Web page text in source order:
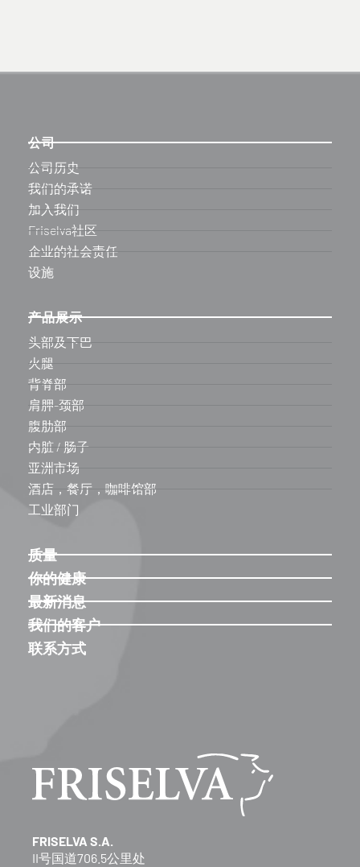
FRISELVA S.A.
II号国道706.5公里处
公司
公司历史
我们的承诺
加入我们
Friselva社区
企业的社会责任
设施
产品展示
头部及下巴
火腿
背脊部
肩胛-颈部
腹肋部
内脏 / 肠子
亚洲市场
酒店，餐厅，咖啡馆部
工业部门
质量
你的健康
最新消息
我们的客户
联系方式